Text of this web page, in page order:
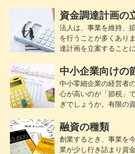
資金調達計画の
法人は、事業を維持、
を行うことが多くあり
達計画を立案すること
中小企業向けの
中小零細企業の経営者
心が高いのが「節税」
ぎでしょうか。有限の
融資の種類
創業するとき、事業を
業が少し行き詰まり資